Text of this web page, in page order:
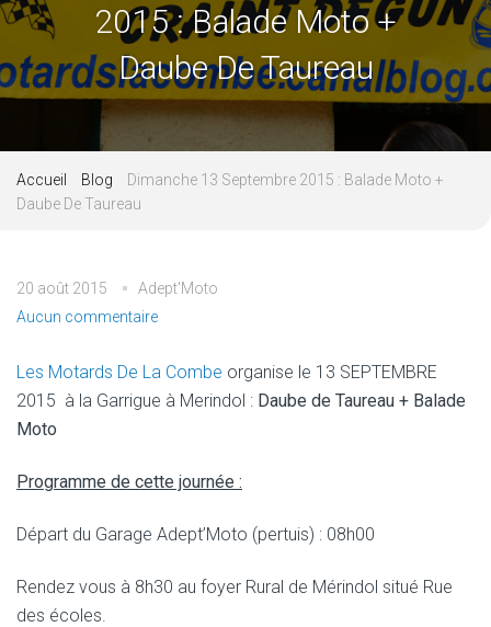
2015 : Balade Moto +
Daube De Taureau
Accueil Blog
Dimanche 13 Septembre 2015 : Balade Moto +
Daube De Taureau
20 août 2015
Adept'Moto
Aucun commentaire
Les Motards De La Combe organise le 13 SEPTEMBRE
2015 à la Garrigue à Merindol : Daube de Taureau + Balade
Moto
Programme de cette journée :
Départ du Garage Adept’Moto (pertuis) : 08h00
Rendez vous à 8h30 au foyer Rural de Mérindol situé Rue
des écoles.